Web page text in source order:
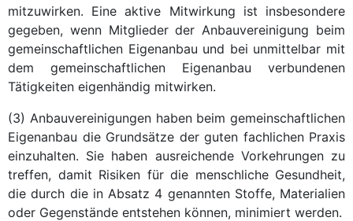
mitzuwirken. Eine aktive Mitwirkung ist insbesondere
gegeben, wenn Mitglieder der Anbauvereinigung beim
gemeinschaftlichen Eigenanbau und bei unmittelbar mit
dem gemeinschaftlichen Eigenanbau verbundenen
Tätigkeiten eigenhändig mitwirken.
(3) Anbauvereinigungen haben beim gemeinschaftlichen
Eigenanbau die Grundsätze der guten fachlichen Praxis
einzuhalten. Sie haben ausreichende Vorkehrungen zu
treffen, damit Risiken für die menschliche Gesundheit,
die durch die in Absatz 4 genannten Stoffe, Materialien
oder Gegenstände entstehen können, minimiert werden.